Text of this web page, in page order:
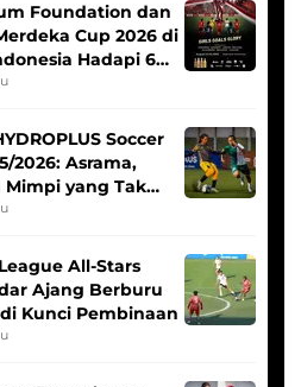
Foundation dan
Cup 2026 di
Hadapi 6
Soccer
2026: Asrama,
yang Tak
All-Stars
Ajang Berburu
Kunci Pembinaan